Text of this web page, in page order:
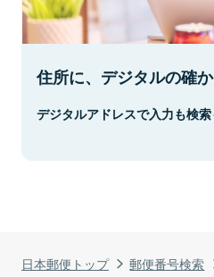
日本郵便トップ 郵便番号検索
住所に、デジタルの確か
デジタルアドレスで入力も検索